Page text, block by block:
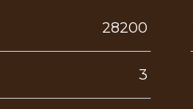
28200
3